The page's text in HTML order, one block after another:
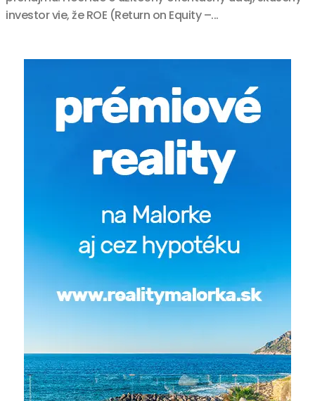
investor vie, že ROE (Return on Equity –...